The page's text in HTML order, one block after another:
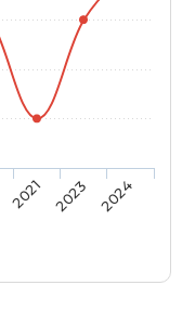
2021 2023 2024